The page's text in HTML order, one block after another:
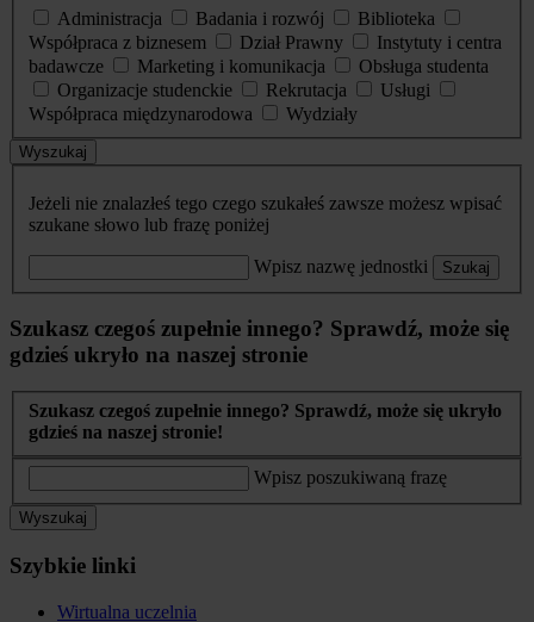
Administracja
Badania i rozwój
Biblioteka
Współpraca z biznesem
Dział Prawny
Instytuty i centra
badawcze
Marketing i komunikacja
Obsługa studenta
Organizacje studenckie
Rekrutacja
Usługi
Współpraca międzynarodowa
Wydziały
Wyszukaj
Jeżeli nie znalazłeś tego czego szukałeś zawsze możesz wpisać
szukane słowo lub frazę poniżej
Wpisz nazwę jednostki Szukaj
Szukasz czegoś zupełnie innego? Sprawdź, może się
gdzieś ukryło na naszej stronie
Szukasz czegoś zupełnie innego? Sprawdź, może się ukryło
gdzieś na naszej stronie!
Wpisz poszukiwaną frazę
Wyszukaj
Szybkie linki
Wirtualna uczelnia